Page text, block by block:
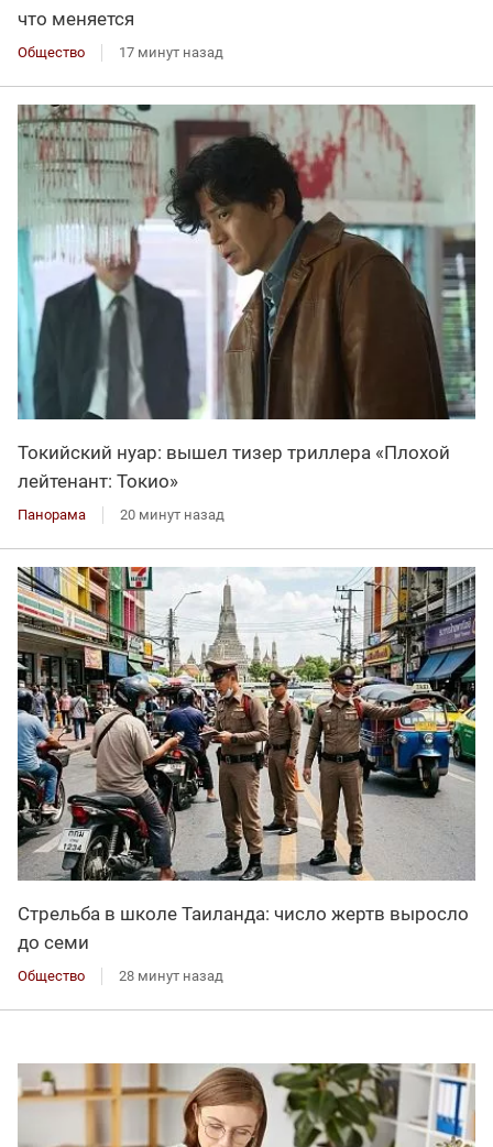
что меняется
Общество 17 минут назад
Токийский нуар: вышел тизер триллера «Плохой
лейтенант: Токио»
Панорама 20 минут назад
Стрельба в школе Таиланда: число жертв выросло
до семи
Общество 28 минут назад